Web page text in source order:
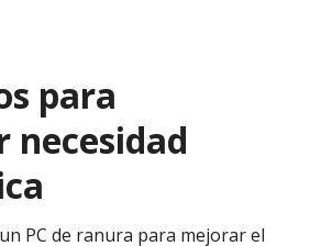
para
necesidad
PC de ranura para mejorar el